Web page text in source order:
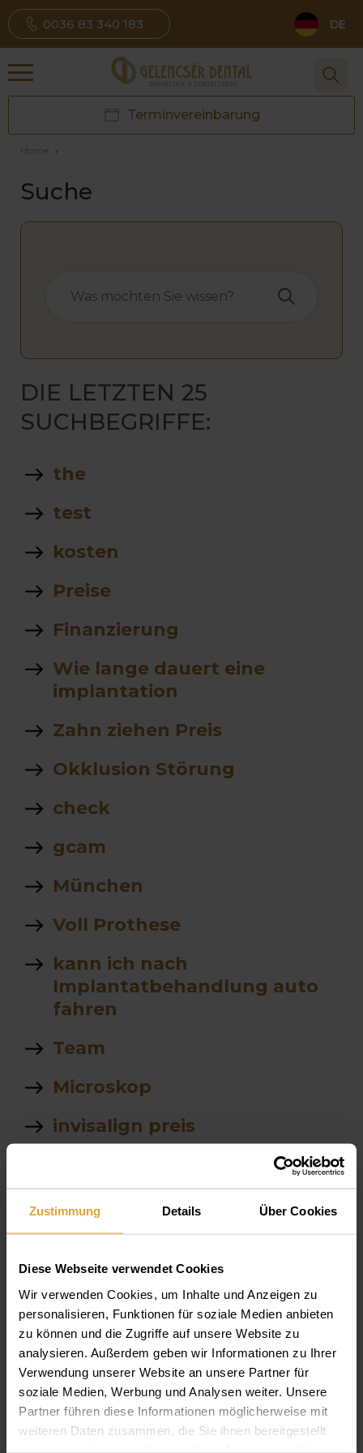
Zustimmung Details Über Cookies
Diese Webseite verwendet Cookies
Wir verwenden Cookies, um Inhalte und Anzeigen zu
personalisieren, Funktionen für soziale Medien anbieten
zu können und die Zugriffe auf unsere Website zu
analysieren. Außerdem geben wir Informationen zu Ihrer
Verwendung unserer Website an unsere Partner für
soziale Medien, Werbung und Analysen weiter. Unsere
Partner führen diese Informationen möglicherweise mit
weiteren Daten zusammen, die Sie ihnen bereitgestellt
haben oder die sie im Rahmen Ihrer Nutzung der Dienste
0036 83 340 183 DE
Terminvereinbarung
Home ›
Suche
DIE LETZTEN 25
SUCHBEGRIFFE:
the
test
kosten
Preise
Finanzierung
Wie lange dauert eine
implantation
Zahn ziehen Preis
Okklusion Störung
check
gcam
München
Voll Prothese
kann ich nach
Implantatbehandlung auto
fahren
Team
Microskop
invisalign preis
Ana tomaskovic
Wie lautet die genaue
Adresse
kostenplan
6 Implantate kosten